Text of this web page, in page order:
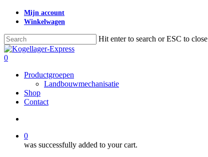
Skip
content
Mijn account
Winkelwagen
Hit enter to search or ESC to close
Close
Search
search
0
Productgroepen
Landbouwmechanisatie
Shop
Contact
0
was successfully added to your cart.